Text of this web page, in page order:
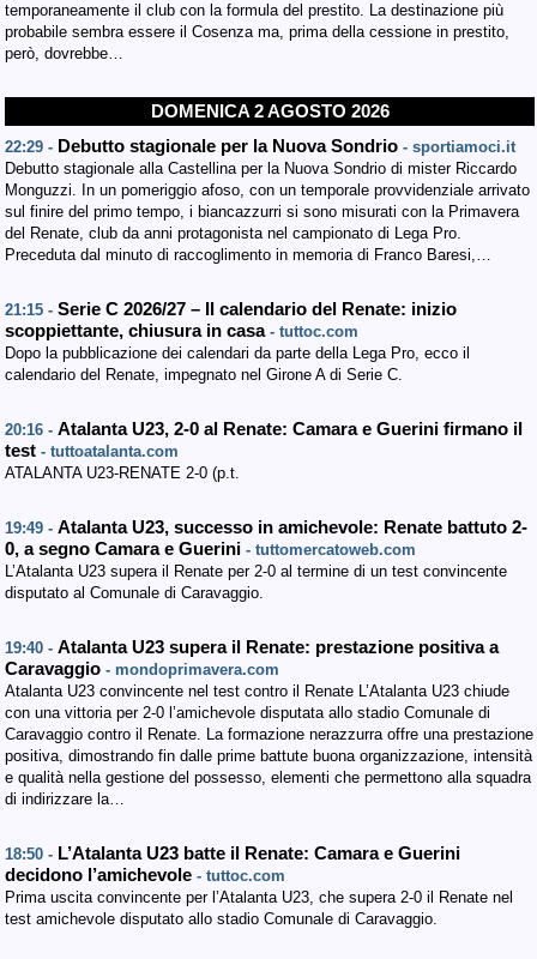
temporaneamente il club con la formula del prestito. La destinazione più
probabile sembra essere il Cosenza ma, prima della cessione in prestito,
però, dovrebbe…
DOMENICA 2 AGOSTO 2026
22:29 - Debutto stagionale per la Nuova Sondrio - sportiamoci.it
Debutto stagionale alla Castellina per la Nuova Sondrio di mister Riccardo
Monguzzi. In un pomeriggio afoso, con un temporale provvidenziale arrivato
sul finire del primo tempo, i biancazzurri si sono misurati con la Primavera
del Renate, club da anni protagonista nel campionato di Lega Pro.
Preceduta dal minuto di raccoglimento in memoria di Franco Baresi,…
21:15 - Serie C 2026/27 – Il calendario del Renate: inizio
scoppiettante, chiusura in casa - tuttoc.com
Dopo la pubblicazione dei calendari da parte della Lega Pro, ecco il
calendario del Renate, impegnato nel Girone A di Serie C.
20:16 - Atalanta U23, 2-0 al Renate: Camara e Guerini firmano il
test - tuttoatalanta.com
ATALANTA U23-RENATE 2-0 (p.t.
19:49 - Atalanta U23, successo in amichevole: Renate battuto 2-
0, a segno Camara e Guerini - tuttomercatoweb.com
L’Atalanta U23 supera il Renate per 2-0 al termine di un test convincente
disputato al Comunale di Caravaggio.
19:40 - Atalanta U23 supera il Renate: prestazione positiva a
Caravaggio - mondoprimavera.com
Atalanta U23 convincente nel test contro il Renate L’Atalanta U23 chiude
con una vittoria per 2-0 l’amichevole disputata allo stadio Comunale di
Caravaggio contro il Renate. La formazione nerazzurra offre una prestazione
positiva, dimostrando fin dalle prime battute buona organizzazione, intensità
e qualità nella gestione del possesso, elementi che permettono alla squadra
di indirizzare la…
18:50 - L’Atalanta U23 batte il Renate: Camara e Guerini
decidono l’amichevole - tuttoc.com
Prima uscita convincente per l’Atalanta U23, che supera 2-0 il Renate nel
test amichevole disputato allo stadio Comunale di Caravaggio.